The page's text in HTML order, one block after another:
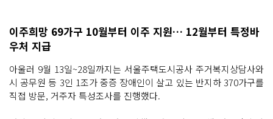
이주희망 69가구 10월부터 이주 지원… 12월부터 특정바
우처 지급
아울러 9월 13일~28일까지는 서울주택도시공사 주거복지상담사와
시 공무원 등 3인 1조가 중증 장애인이 살고 있는 반지하 370가구를
직접 방문, 거주자 특성조사를 진행했다.